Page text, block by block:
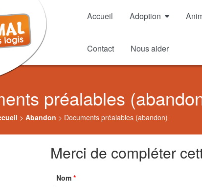
Accueil Adoption
Contact Nous aider
préalables
> Abandon > Documents préalables (abandon)
Merci de compléter
Nom *